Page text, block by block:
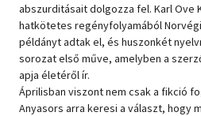
abszurditásait dolgozza fel. Karl Ove
hatkötetes regényfolyamából
példányt adtak el, és huszonkét
sorozat első műve, amelyben a
apja életéről ír.
Áprilisban viszont nem csak a fikció
Anyasors arra keresi a választ, hogy